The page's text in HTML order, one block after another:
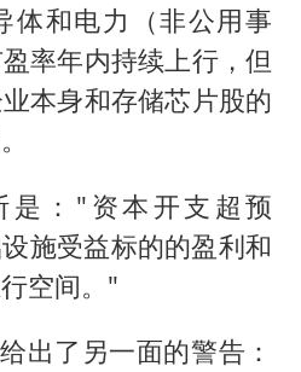
体和电力（非公用事
率年内持续上行，但
本身和存储芯片股的
是："资本开支超预
施受益标的的盈利和
空间。"
出了另一面的警告：